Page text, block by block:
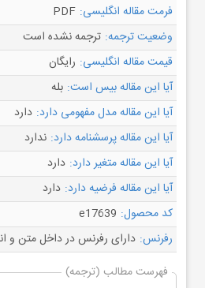
فرمت مقاله انگلیسی: PDF
وضعیت ترجمه: ترجمه نشده است
قیمت مقاله انگلیسی: رایگان
آیا این مقاله بیس است: بله
آیا این مقاله مدل مفهومی دارد: دارد
آیا این مقاله پرسشنامه دارد: ندارد
آیا این مقاله متغیر دارد: دارد
آیا این مقاله فرضیه دارد: دارد
کد محصول: e17639
رفرنس: دارای رفرنس در داخل متن و
فهرست مطالب (ترجمه)